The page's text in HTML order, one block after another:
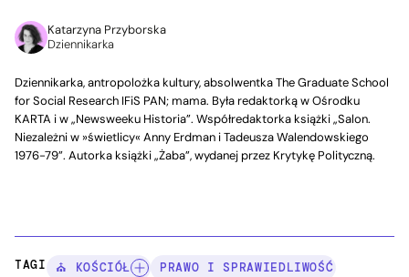
Katarzyna Przyborska
Dziennikarka
Dziennikarka, antropolożka kultury, absolwentka The Graduate School
for Social Research IFiS PAN; mama. Była redaktorką w Ośrodku
KARTA i w „Newsweeku Historia”. Współredaktorka książki „Salon.
Niezależni w »świetlicy« Anny Erdman i Tadeusza Walendowskiego
1976-79”. Autorka książki „Żaba”, wydanej przez Krytykę Polityczną.
TAGI: ⛪ KOŚCIÓŁ
PRAWO I SPRAWIEDLIWOŚĆ